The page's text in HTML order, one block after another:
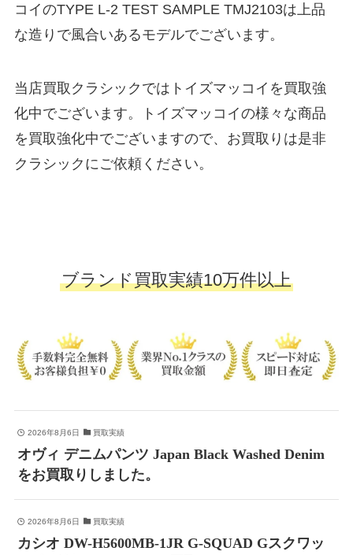
コイのTYPE L-2 TEST SAMPLE TMJ2103は上品
な造りで風合いあるモデルでございます。
当店買取クラシックではトイズマッコイを買取強
化中でございます。トイズマッコイの様々な商品
を買取強化中でございますので、お買取りは是非
クラシックにご依頼ください。
ブランド買取実績10万件以上
2026年8月6日 買取実績
オヴィ デニムパンツ Japan Black Washed Denim
をお買取りしました。
2026年8月6日 買取実績
カシオ DW-H5600MB-1JR G-SQUAD Gスクワッ